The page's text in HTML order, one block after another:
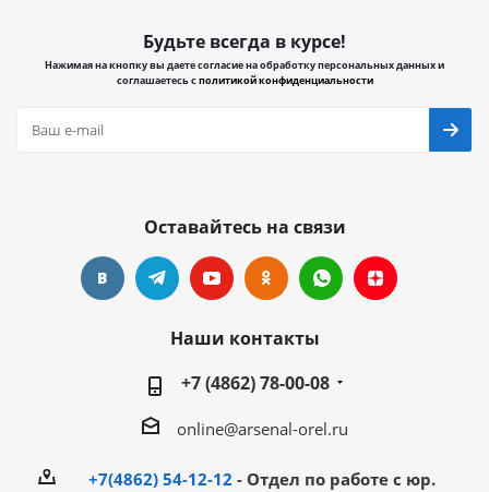
Будьте всегда в курсе!
Нажимая на кнопку вы даете согласие на обработку персональных данных и
соглашаетесь сполитикой конфиденциальности
Оставайтесь на связи
Наши контакты
+7 (4862) 78-00-08
online@arsenal-orel.ru
+7(4862) 54-12-12 - Отдел по работе с юр.